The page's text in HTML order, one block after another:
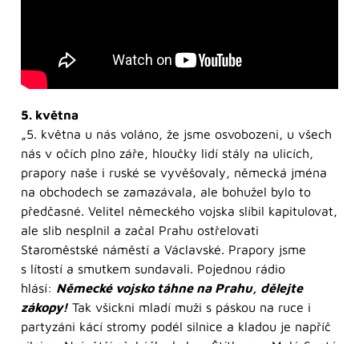
5. května
„5. května u nás voláno, že jsme osvobozeni, u všech
nás v očích plno záře, hloučky lidí stály na ulicích,
prapory naše i ruské se vyvěšovaly, německá jména
na obchodech se zamazávala, ale bohužel bylo to
předčasné. Velitel německého vojska slíbil kapitulovat,
ale slib nesplnil a začal Prahu ostřelovati
Staroměstské náměstí a Václavské. Prapory jsme
s lítostí a smutkem sundavali. Pojednou rádio
hlásí: Německé vojsko táhne na Prahu, dělejte
zákopy! Tak všickni mladí muži s páskou na ruce i
partyzáni kácí stromy podél silnice a kladou je napříč